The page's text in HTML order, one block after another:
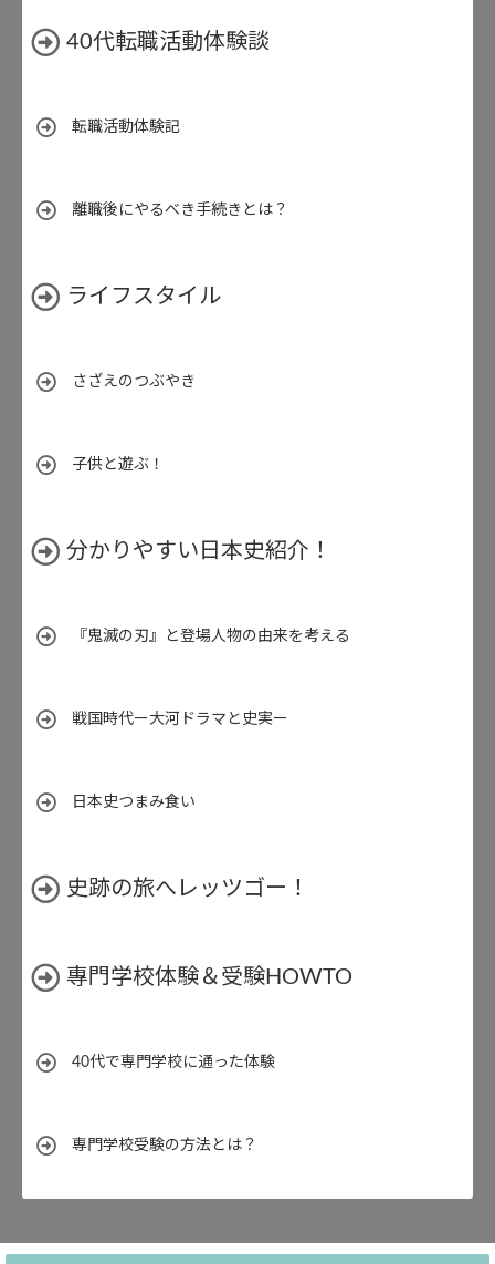
40代転職活動体験談
転職活動体験記
離職後にやるべき手続きとは？
ライフスタイル
さざえのつぶやき
子供と遊ぶ！
分かりやすい日本史紹介！
『鬼滅の刃』と登場人物の由来を考える
戦国時代ー大河ドラマと史実ー
日本史つまみ食い
史跡の旅へレッツゴー！
專門学校体験＆受験HOWTO
40代で専門学校に通った体験
専門学校受験の方法とは？